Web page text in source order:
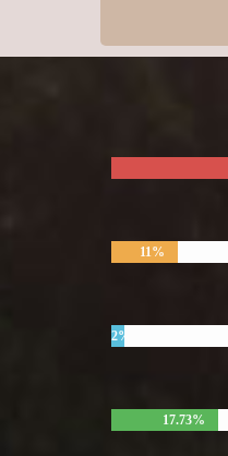
11%
2%
17.73%